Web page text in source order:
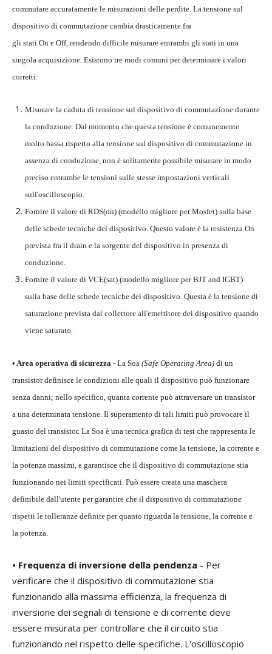
commutare accuratamente le misurazioni delle perdite. La tensione sul
dispositivo di commutazione cambia drasticamente fra
gli stati On e Off, rendendo difficile misurare entrambi gli stati in una
singola acquisizione. Esistono tre modi comuni per determinare i valori
corretti:
Misurare la caduta di tensione sul dispositivo di commutazione durante
la conduzione. Dal momento che questa tensione è comunemente
molto bassa rispetto alla tensione sul dispositivo di commutazione in
assenza di conduzione, non è solitamente possibile misurare in modo
preciso entrambe le tensioni sulle stesse impostazioni verticali
sull'oscilloscopio.
Fornire il valore di RDS(on) (modello migliore per Mosfet) sulla base
delle schede tecniche del dispositivo. Questo valore è la resistenza On
prevista fra il drain e la sorgente del dispositivo in presenza di
conduzione.
Fornire il valore di VCE(sat) (modello migliore per BJT and IGBT)
sulla base delle schede tecniche del dispositivo. Questa è la tensione di
saturazione prevista dal collettore all'emettitore del dispositivo quando
viene saturato.
• Area operativa di sicurezza - La Soa (Safe Operating Area) di un
transistor definisce le condizioni alle quali il dispositivo può funzionare
senza danni; nello specifico, quanta corrente può attraversare un transistor
a una determinata tensione. Il superamento di tali limiti può provocare il
guasto del transistor. La Soa è una tecnica grafica di test che rappresenta le
limitazioni del dispositivo di commutazione come la tensione, la corrente e
la potenza massimi, e garantisce che il dispositivo di commutazione stia
funzionando nei limiti specificati. Può essere creata una maschera
definibile dall'utente per garantire che il dispositivo di commutazione
rispetti le tolleranze definite per quanto riguarda la tensione, la corrente e
la potenza.
• Frequenza di inversione della pendenza - Per
verificare che il dispositivo di commutazione stia
funzionando alla massima efficienza, la frequenza di
inversione dei segnali di tensione e di corrente deve
essere misurata per controllare che il circuito stia
funzionando nel rispetto delle specifiche. L'oscilloscopio